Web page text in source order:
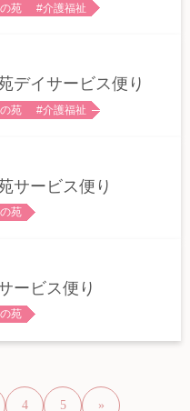
わせ
苑 介護福祉
デイサービス便り
苑 介護福祉
サービス便り
苑
ービス便り
苑
4 5 »